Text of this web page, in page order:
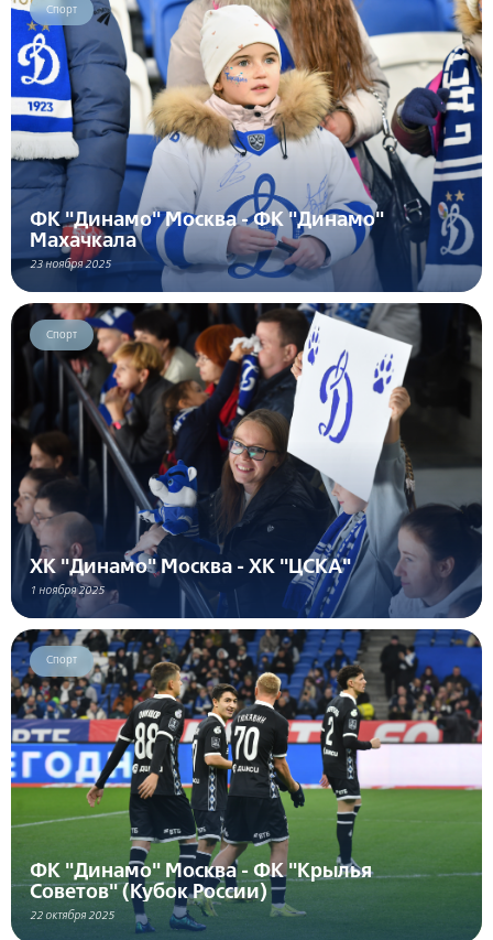
Спорт
ФК "Динамо" Москва - ФК "Динамо"
Махачкала
23 ноября 2025
Спорт
ХК "Динамо" Москва - ХК "ЦСКА"
1 ноября 2025
Спорт
ФК "Динамо" Москва - ФК "Крылья
Советов" (Кубок России)
22 октября 2025